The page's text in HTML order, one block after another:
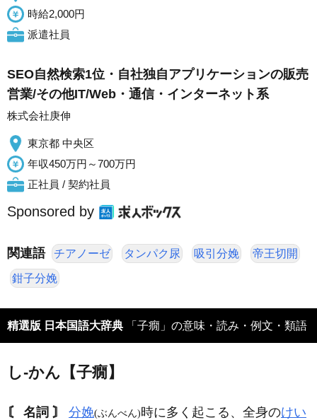
時給2,000円
派遣社員
SEO自然検索1位・自社独自アプリケーションの販売
営業/その他IT/Web・通信・インターネット系
株式会社庚伸
東京都 中央区
年収450万円～700万円
正社員 / 契約社員
Sponsored by
関連語 チアノーゼ タンパク尿 吸引分娩 帝王切開
鉗子分娩
精選版 日本国語大辞典 「子癇」の意味・読み・例文・類語
し‐かん【子癇】
〘 名詞 〙 分娩(ぶんべん)時に多く起こる、全身のけい